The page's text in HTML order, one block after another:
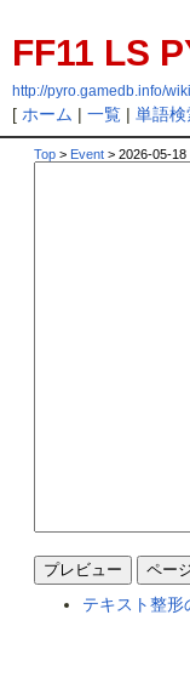
FF11 LS
http://pyro.gamedb.info/
[ ホーム | 一覧| 単語検
Top > Event > 2026-05-18
テキスト整形